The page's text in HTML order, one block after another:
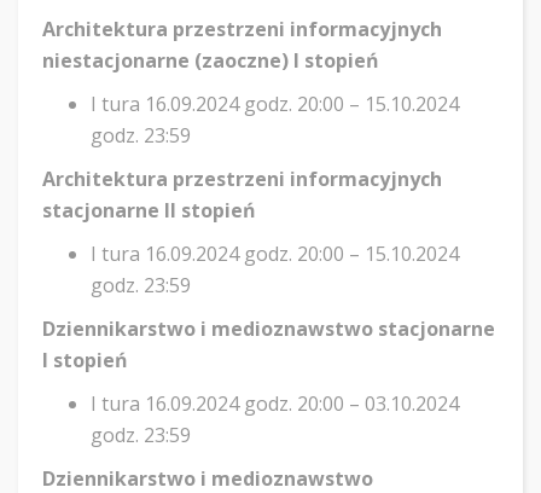
Architektura przestrzeni informacyjnych
niestacjonarne (zaoczne) I stopień
I tura 16.09.2024 godz. 20:00 – 15.10.2024
godz. 23:59
Architektura przestrzeni informacyjnych
stacjonarne II stopień
I tura 16.09.2024 godz. 20:00 – 15.10.2024
godz. 23:59
Dziennikarstwo i medioznawstwo stacjonarne
I stopień
I tura 16.09.2024 godz. 20:00 – 03.10.2024
godz. 23:59
Dziennikarstwo i medioznawstwo